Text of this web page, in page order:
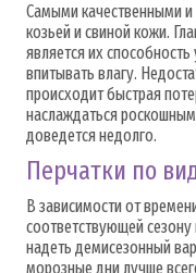
Самыми качественными и
козьей и свиной кожи.
является их
впитывать влагу.
происходит быстрая
наслаждаться
доведется недолго.
Перчатки по
В зависимости от
соответствующей
надеть демисезонный
морозные дни лучше